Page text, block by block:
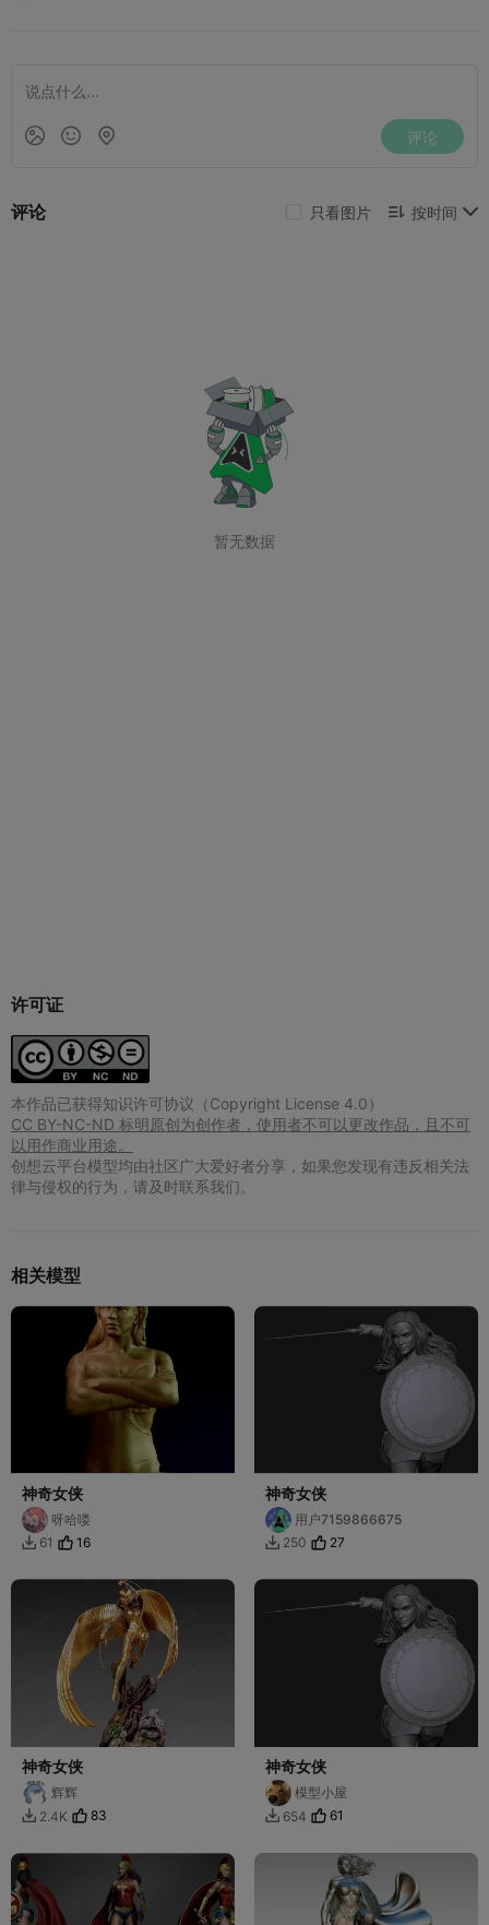
许可证
本作品已获得知识许可协议（Copyright License 4.0）
CC BY-NC-ND 标明原创为创作者，使用者不可以更改作品，且不可
以用作商业用途。
创想云平台模型均由社区广大爱好者分享，如果您发现有违反相关法
律与侵权的行为，请及时联系我们。
相关模型
神奇女侠
呀哈喽
 61 16
神奇女侠
用户7159866675
 250 27
神奇女侠
辉辉
 2.4K 83
神奇女侠
模型小屋
 654 61